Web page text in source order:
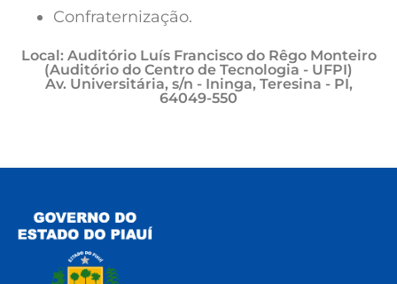
Confraternização.
Local: Auditório Luís Francisco do Rêgo Monteiro
(Auditório do Centro de Tecnologia - UFPI)
Av. Universitária, s/n - Ininga, Teresina - PI,
64049-550